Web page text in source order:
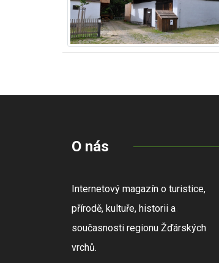
O nás
Internetový magazín o turistice,
přírodě, kultuře, historii a
současnosti regionu Žďárských
vrchů.